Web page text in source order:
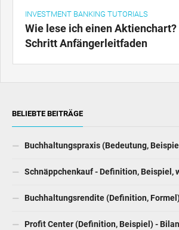
INVESTMENT BANKING TUTORIALS
Wie lese ich einen
Schritt Anfängerleitfaden
BELIEBTE BEITRÄGE
Buchhaltungspraxis (Bedeutung,
Schnäppchenkauf - Definition, Beispiel,
Buchhaltungsrendite (Definition,
Profit Center (Definition, Beispiel) -